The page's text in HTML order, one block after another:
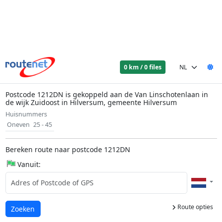
0 km / 0 files
Postcode 1212DN is gekoppeld aan de Van Linschotenlaan in
de wijk Zuidoost in Hilversum, gemeente Hilversum
Huisnummers
Oneven 25 - 45
Bereken route naar postcode 1212DN
Vanuit:
Route opties
Laden...
Zoeken